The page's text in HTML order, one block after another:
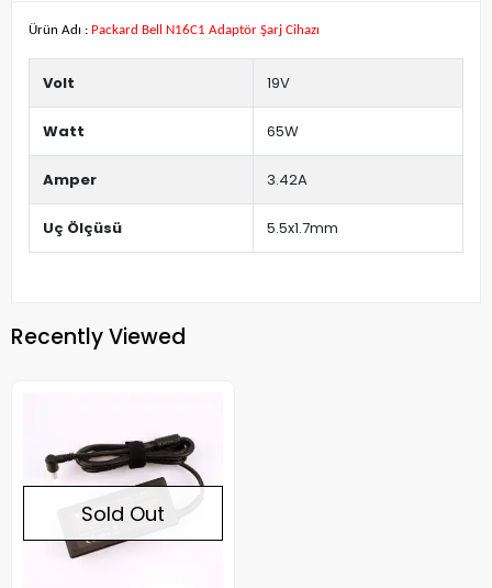
Ürün Adı : Packard Bell N16C1 Adaptör Şarj Cihazı
Volt 19V
Watt 65W
Amper 3.42A
Uç Ölçüsü 5.5x1.7mm
Recently Viewed
Sold Out